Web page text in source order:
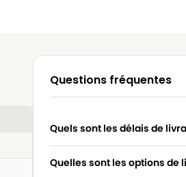
Questions fréquentes
Quels sont les délais de
Quelles sont les options de